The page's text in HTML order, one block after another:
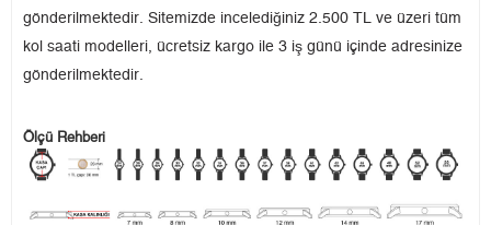
gönderilmektedir. Sitemizde incelediğiniz 2.500 TL ve üzeri tüm
kol saati modelleri, ücretsiz kargo ile 3 iş günü içinde adresinize
gönderilmektedir.
Ölçü Rehberi